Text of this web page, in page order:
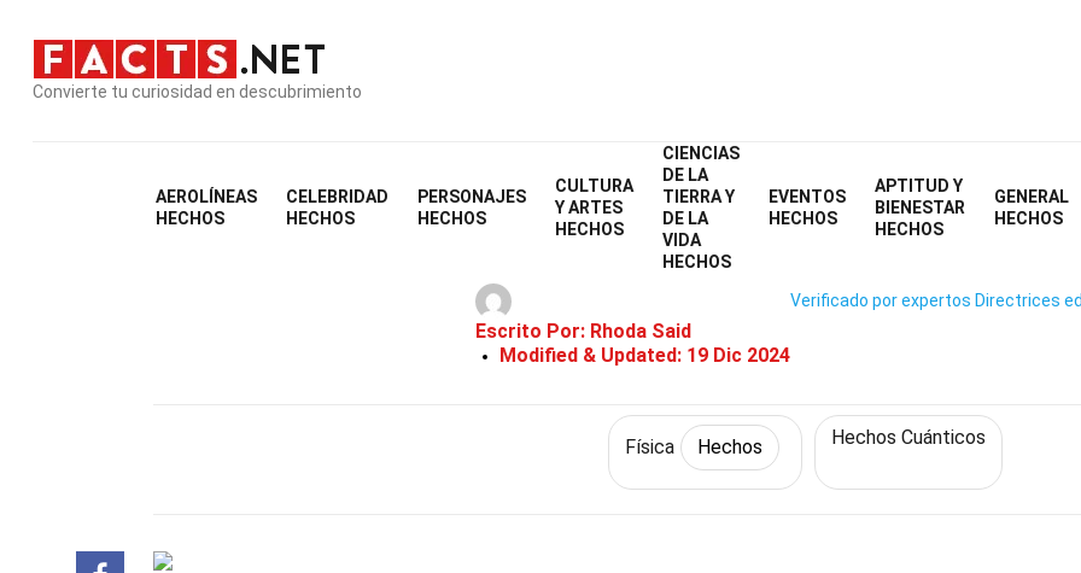
Convierte tu curiosidad en descubrimiento
AEROLÍNEAS
HECHOS
CELEBRIDAD
HECHOS
PERSONAJES
HECHOS
CULTURA
Y ARTES
HECHOS
CIENCIAS
DE LA
TIERRA Y
DE LA
VIDA
HECHOS
EVENTOS
HECHOS
APTITUD Y
BIENESTAR
HECHOS
GENERAL
HECHOS
Home Ciencia
37 Hechos Sobre Efecto Zeno
Escrito Por: Rhoda Said
Modified & Updated: 19 Dic 2024
Verificado por expertos Directrices
Física Hechos Hechos Cuánticos